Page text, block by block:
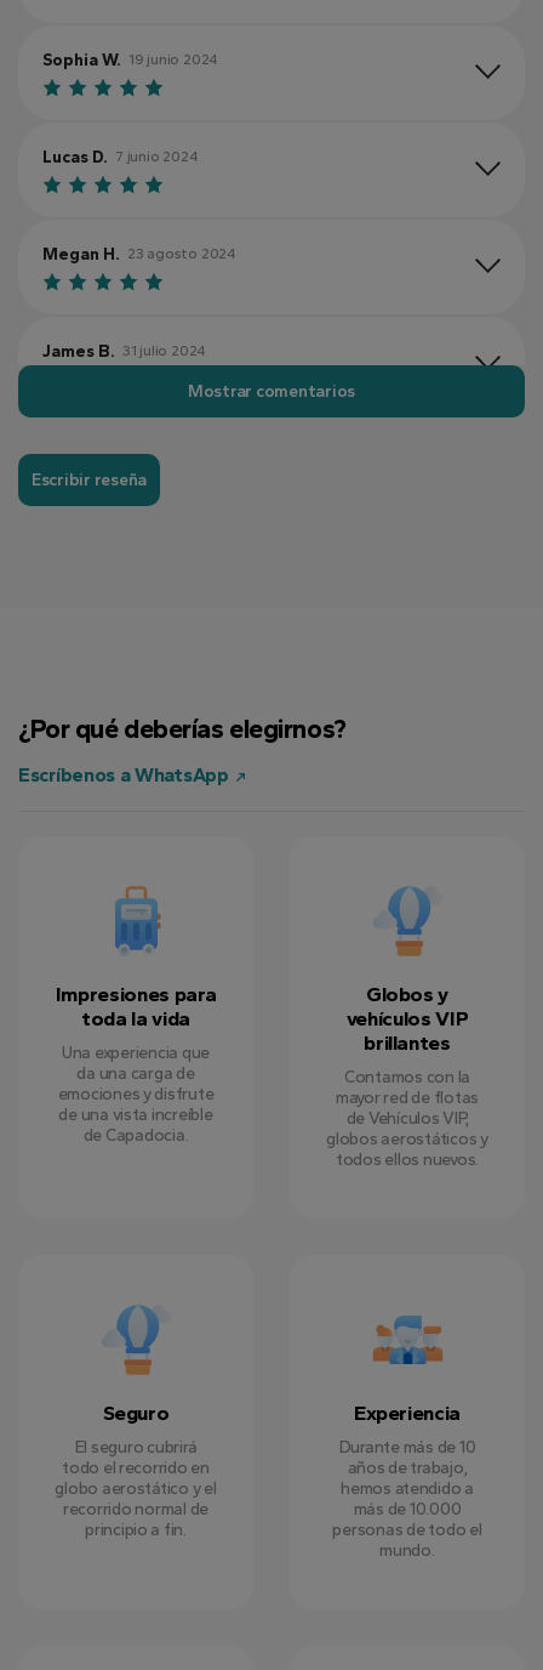
Sophia W. 19 junio 2024
Lucas D. 7 junio 2024
Megan H. 23 agosto 2024
James B. 31 julio 2024
Jason L. 7 agosto 2024
Mostrar comentarios
Escribir reseña
¿Por qué deberías elegirnos?
Escríbenos a WhatsApp
Impresiones para
toda la vida
Una experiencia que
da una carga de
emociones y disfrute
de una vista increíble
de Capadocia.
Globos y
vehículos VIP
brillantes
Contamos con la
mayor red de flotas
de Vehículos VIP,
globos aerostáticos y
todos ellos nuevos.
Seguro
El seguro cubrirá
todo el recorrido en
globo aerostático y el
recorrido normal de
principio a fin.
Experiencia
Durante más de 10
años de trabajo,
hemos atendido a
más de 10.000
personas de todo el
mundo.